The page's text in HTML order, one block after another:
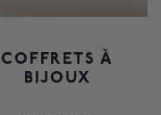
COFFRETS À
BIJOUX